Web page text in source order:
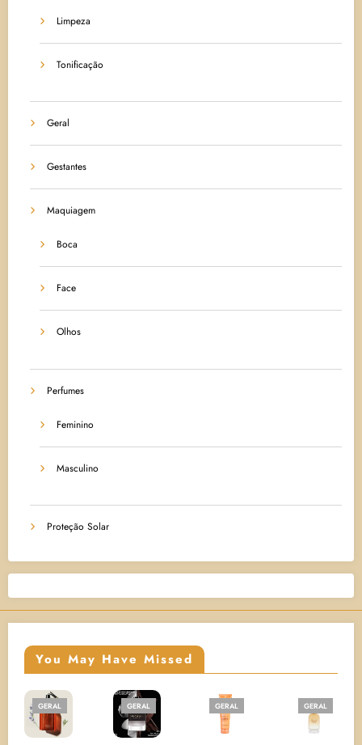
Limpeza
Tonificação
Geral
Gestantes
Maquiagem
Boca
Face
Olhos
Perfumes
Feminino
Masculino
Proteção Solar
You May Have Missed
GERAL GERAL GERAL GERAL